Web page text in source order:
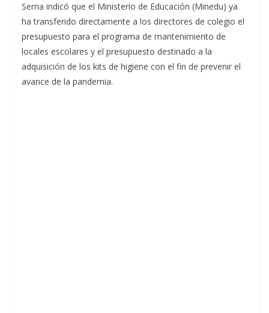
Serna indicó que el Ministerio de Educación (Minedu) ya
ha transferido directamente a los directores de colegio el
presupuesto para el programa de mantenimiento de
locales escolares y el presupuesto destinado a la
adquisición de los kits de higiene con el fin de prevenir el
avance de la pandemia.